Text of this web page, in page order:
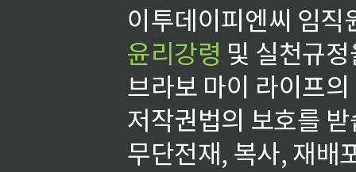
이투데이피엔씨 임
윤리강령 및 실천규
브라보 마이 라이프
저작권법의 보호를
무단전재, 복사, 재배